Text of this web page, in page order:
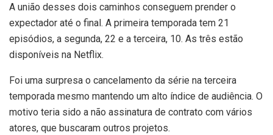
A união desses dois caminhos conseguem prender o
expectador até o final. A primeira temporada tem 21
episódios, a segunda, 22 e a terceira, 10. As três estão
disponíveis na Netflix.
Foi uma surpresa o cancelamento da série na terceira
temporada mesmo mantendo um alto índice de audiência. O
motivo teria sido a não assinatura de contrato com vários
atores, que buscaram outros projetos.